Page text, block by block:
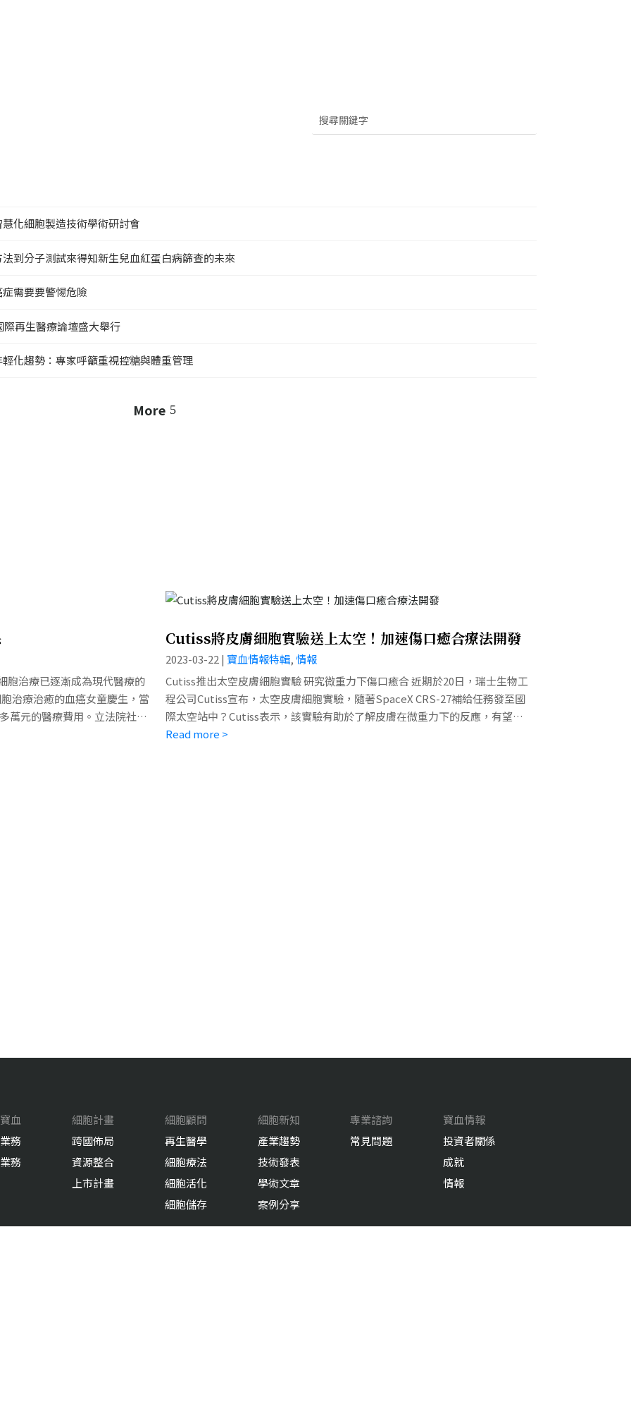
化細胞製造技術學術研討會
到分子測試來得知新生兒血紅蛋白病篩查的未來
需要要警惕危險
際再生醫療論壇盛大舉行
化趨勢：專家呼籲重視控糖與體重管理
More
胞治療已逐漸成為現代醫療的
治療治癒的血癌女童慶生，當
萬元的醫療費用。立法院社會
Cutiss將皮膚細胞實驗送上太空！加速傷口癒合療法開發
2023-03-22 | 寶血情報特輯,情報
Cutiss推出太空皮膚細胞實驗 研究微重力下傷口癒合 近期於20日，瑞士生物工
程公司Cutiss宣布，太空皮膚細胞實驗，隨著SpaceX CRS-27補給任務發至國
際太空站中？Cutiss表示，該實驗有助於了解皮膚在微重力下的反應，有望開
發出治療皮膚傷口的新療法。...
Read more >
血
務
務
細胞計畫
跨國佈局
資源整合
上市計畫
細胞顧問
再生醫學
細胞療法
細胞活化
細胞儲存
細胞新知
產業趨勢
技術發表
學術文章
案例分享
專業諮詢
常見問題
寶血情報
投資者關係
成就
情報